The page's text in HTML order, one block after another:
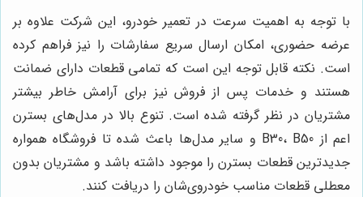
با توجه به اهمیت سرعت در تعمیر خودرو، این شرکت علاوه بر
عرضه حضوری، امکان ارسال سریع سفارشات را نیز فراهم کرده
است. نکته قابل توجه این است که تمامی قطعات دارای ضمانت
هستند و خدمات پس از فروش نیز برای آرامش خاطر بیشتر
مشتریان در نظر گرفته شده است. تنوع بالا در مدل‌های بسترن
اعم از B30، B50 و سایر مدل‌ها باعث شده تا فروشگاه همواره
جدیدترین قطعات بسترن را موجود داشته باشد و مشتریان بدون
معطلی قطعات مناسب خودروی‌شان را دریافت کنند.